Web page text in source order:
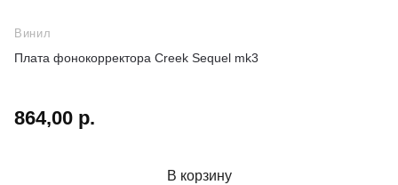
Винил
Плата фонокорректора Creek Sequel mk3
864,00 р.
В корзину